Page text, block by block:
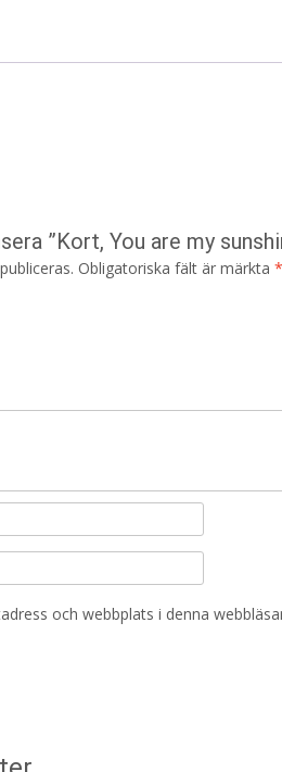
”Kort, You are my
Obligatoriska fält är märkta *
och webbplats i denna